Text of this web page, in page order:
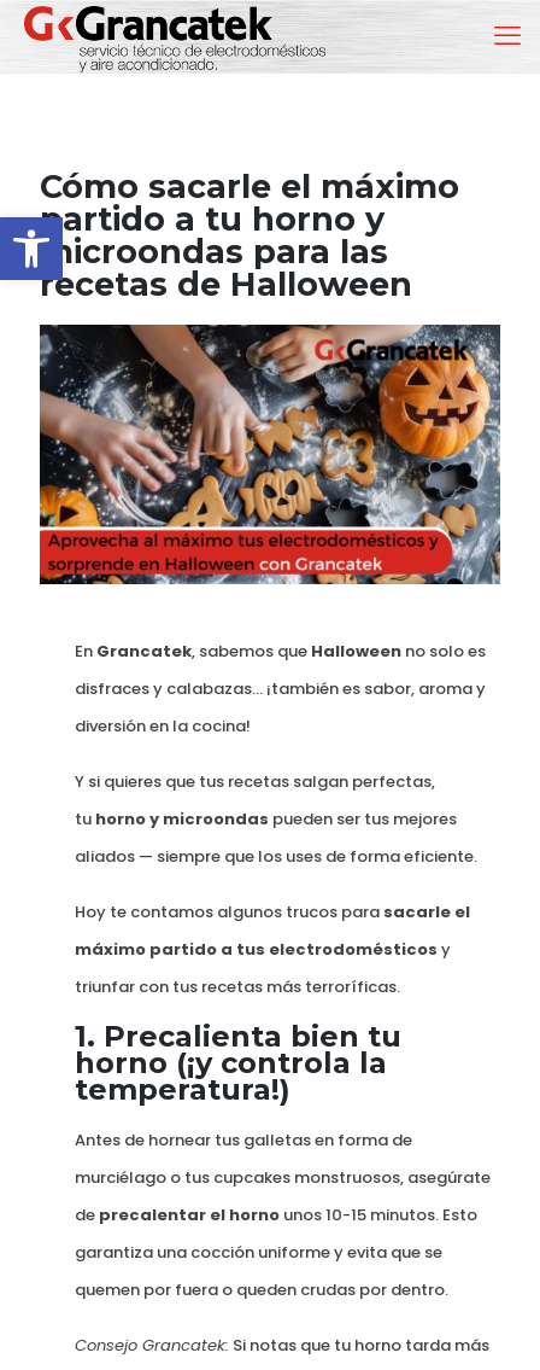
Abrir barra de herramientas
Cómo sacarle el máximo
partido a tu horno y
microondas para las
recetas de Halloween
En Grancatek, sabemos que Halloweenno solo es
disfraces y calabazas… ¡también es sabor, aroma y
diversión en la cocina!
Y si quieres que tus recetas salgan perfectas,
tu horno y microondas pueden ser tus mejores
aliados — siempre que los uses de forma eficiente.
Hoy te contamos algunos trucos para sacarle el
máximo partido a tus electrodomésticos y
triunfar con tus recetas más terroríficas.
1. Precalienta bien tu
horno (¡y controla la
temperatura!)
Antes de hornear tus galletas en forma de
murciélago o tus cupcakes monstruosos, asegúrate
de precalentar el hornounos 10-15 minutos. Esto
garantiza una cocción uniforme y evita que se
quemen por fuera o queden crudas por dentro.
Consejo Grancatek: Si notas que tu horno tarda más